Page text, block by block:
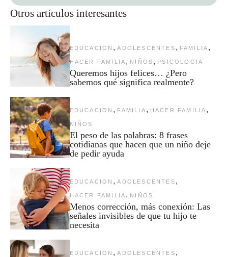
Otros artículos interesantes
EDUCACION , ADOLESCENTES , FAMILIA ,
HACER FAMILIA , NIÑOS , PSICOLOGIA
Queremos hijos felices… ¿Pero
sabemos qué significa realmente?
EDUCACION , FAMILIA , HACER FAMILIA ,
NIÑOS
El peso de las palabras: 8 frases
cotidianas que hacen que un niño deje
de pedir ayuda
EDUCACION , ADOLESCENTES ,
HACER FAMILIA , NIÑOS
Menos corrección, más conexión: Las
señales invisibles de que tu hijo te
necesita
EDUCACION , ADOLESCENTES ,